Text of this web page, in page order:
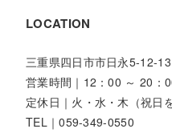
LOCATION
三重県四日市市日永5-12-
営業時間｜12：00 ～ 20：
定休日｜火・水・木（祝日
TEL｜059-349-0550